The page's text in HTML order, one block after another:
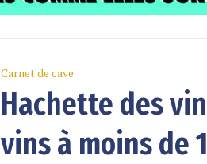
Carnet de cave
Hachette des
vins à moins de